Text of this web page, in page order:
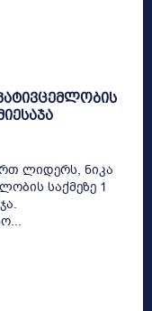
ლიდერს, ნიკა
საქმეზე 1